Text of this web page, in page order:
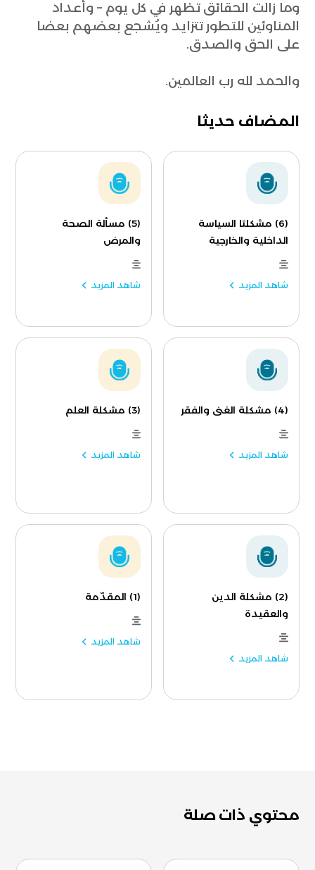
وما زالت الحقائق تظهر في كل يوم – وأعداد
المناوئين للتطور تتزايد ويُشجع بعضهم بعضا
على الحق والصدق.
والحمد لله رب العالمين.
المضاف حديثا
(6) مشكلتا السياسة
الداخلية والخارجية
شاهد المزيد
(5) مسألة الصحة
والمرض
شاهد المزيد
(4) مشكلة الغنى والفقر
شاهد المزيد
(3) مشكلة العلم
شاهد المزيد
(2) مشكلة الدين
والعقيدة
شاهد المزيد
(1) المقدّمة
شاهد المزيد
محتوي ذات صلة